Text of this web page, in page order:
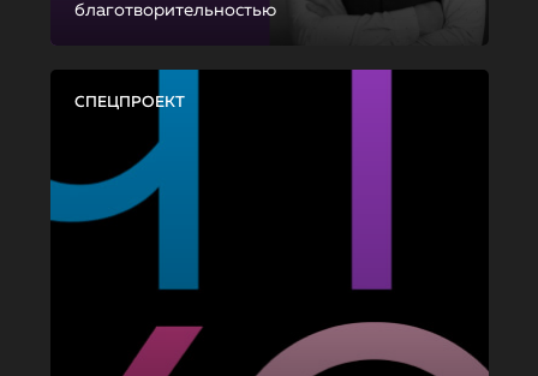
благотворительностью
СПЕЦПРОЕКТ